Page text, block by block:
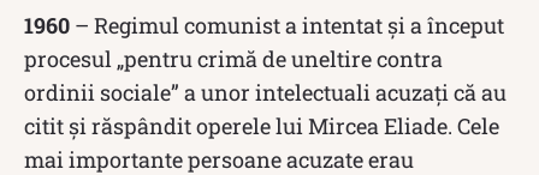
1960 – Regimul comunist a intentat și a început
procesul „pentru crimă de uneltire contra
ordinii sociale” a unor intelectuali acuzați că au
citit și răspândit operele lui Mircea Eliade. Cele
mai importante persoane acuzate erau